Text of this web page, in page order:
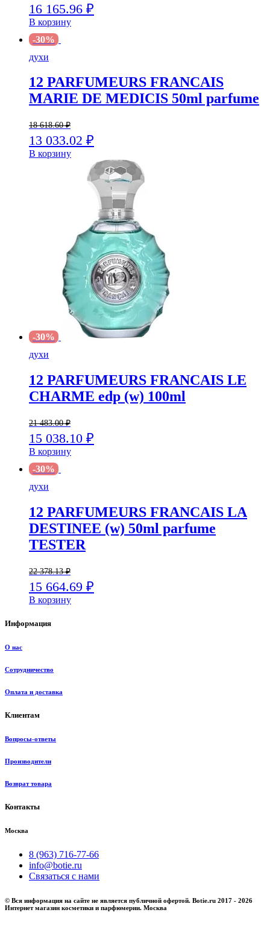
16 165.96 ₽
В корзину
-30%
духи
12 PARFUMEURS FRANCAIS
MARIE DE MEDICIS 50ml parfume
18 618.60₽
13 033.02 ₽
В корзину
-30%
духи
12 PARFUMEURS FRANCAIS LE
CHARME edp (w) 100ml
21 483.00₽
15 038.10 ₽
В корзину
-30%
духи
12 PARFUMEURS FRANCAIS LA
DESTINEE (w) 50ml parfume
TESTER
22 378.13₽
15 664.69 ₽
В корзину
Информация
О нас
Сотрудничество
Оплата и доставка
Клиентам
Вопросы-ответы
Производители
Возврат товара
Контакты
Москва
8 (963) 716-77-66
info@botie.ru
Связаться с нами
© Вся информация на сайте не является публичной офертой. Botie.ru 2017 - 2026
Интернет магазин косметики и парфюмерии. Москва